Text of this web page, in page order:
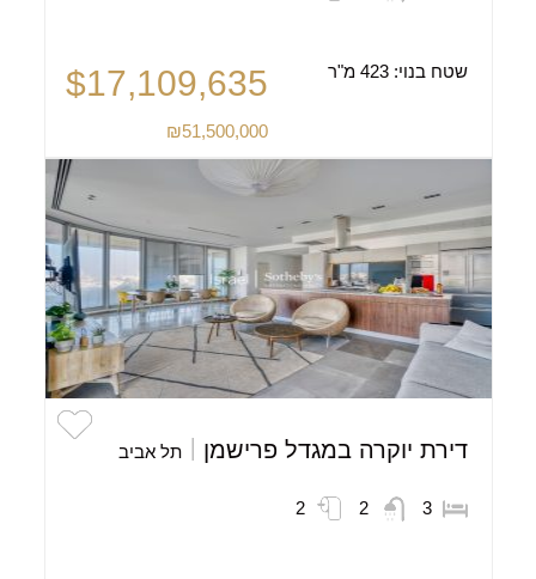
שטח בנוי:423 מ"ר $17,109,635
₪51,500,000
דירת יוקרה במגדל פרישמן תל אביב
3
2
2